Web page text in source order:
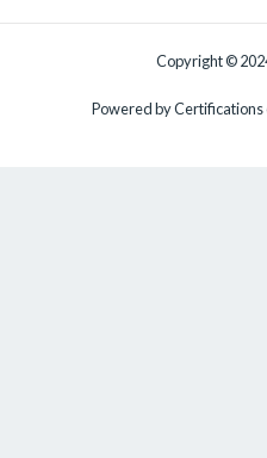
Copyright ©
Powered by